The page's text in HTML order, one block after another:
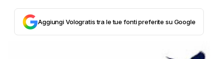
Aggiungi Vologratis tra le tue fonti preferite su Google